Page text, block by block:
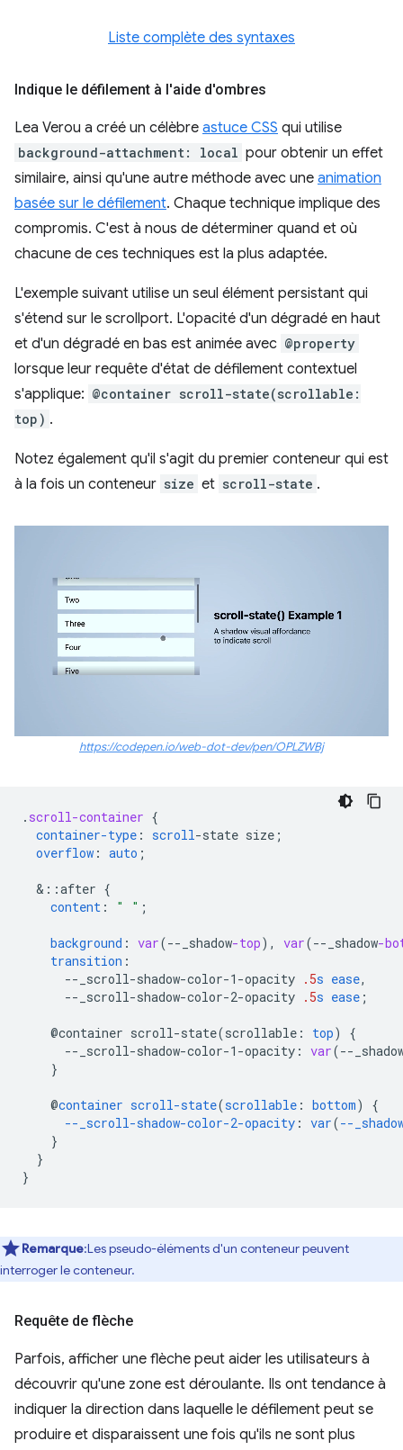
Liste complète des syntaxes
Indique le défilement à l'aide d'ombres
Lea Verou a créé un célèbre astuce CSS qui utilise
background-attachment: local pour obtenir un effet
similaire, ainsi qu'une autre méthode avec une animation
basée sur le défilement. Chaque technique implique des
compromis. C'est à nous de déterminer quand et où
chacune de ces techniques est la plus adaptée.
L'exemple suivant utilise un seul élément persistant qui
s'étend sur le scrollport. L'opacité d'un dégradé en haut
et d'un dégradé en bas est animée avec @property
lorsque leur requête d'état de défilement contextuel
s'applique: @container scroll-state(scrollable:
top) .
Notez également qu'il s'agit du premier conteneur qui est
à la fois un conteneur size et scroll-state .
https://codepen.io/web-dot-dev/pen/OPLZWBj
. scroll-container {
container-type : scroll-state size ;
overflow : auto ;
& ::after {
content : " " ;
background : var(-- _shadow-top), var(-- _shadow-
transition :
-- _scroll-shadow-color-1-opacity .5s ease,
-- _scroll-shadow-color-2-opacity .5s ease ;
@container scroll-state(scrollable : top)
{
-- _scroll-shadow-color-1-opacity : var(--
}
@container scroll-state(scrollable : bottom)
{
--_scroll-shadow-color-2-opacity : var(--
}
}
}
Remarque:Les pseudo-éléments d'un conteneur peuvent
interroger le conteneur.
Requête de flèche
Parfois, afficher une flèche peut aider les utilisateurs à
découvrir qu'une zone est déroulante. Ils ont tendance à
indiquer la direction dans laquelle le défilement peut se
produire et disparaissent une fois qu'ils ne sont plus